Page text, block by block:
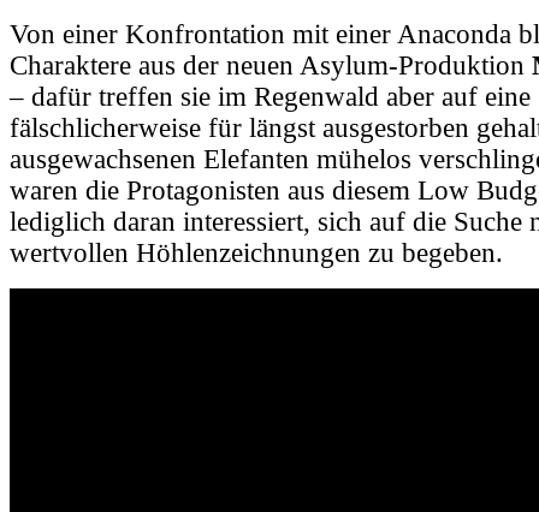
Von einer Konfrontation mit einer Anaconda
Charaktere aus der neuen Asylum-Produktion
– dafür treffen sie im Regenwald aber auf
fälschlicherweise für längst ausgestorben
ausgewachsenen Elefanten mühelos
waren die Protagonisten aus diesem Low
lediglich daran interessiert, sich auf die Suche
wertvollen Höhlenzeichnungen zu begeben.